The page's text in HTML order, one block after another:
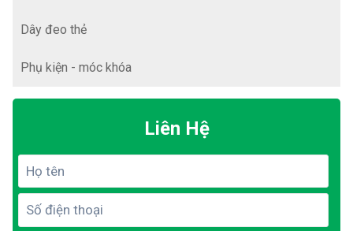
Dây đeo thẻ
Phụ kiện - móc khóa
Liên Hệ